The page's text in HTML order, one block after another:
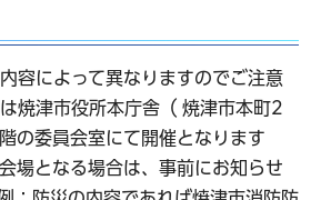
容によって異なりますのでご注意
焼津市役所本庁舎（ 焼津市本町2
の委員会室にて開催となります
場となる場合は、事前にお知らせ